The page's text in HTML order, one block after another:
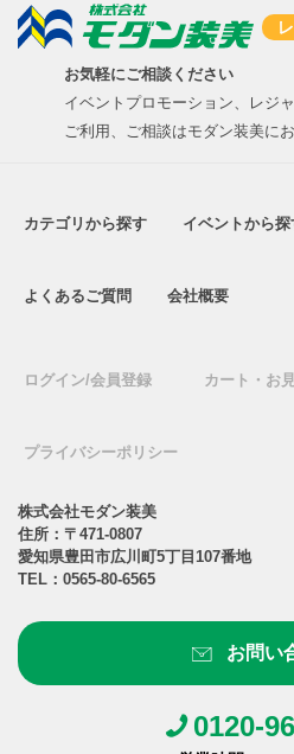
お気軽にご相談ください
イベントプロモーション、レジ
ご利用、ご相談はモダン装美に
カテゴリから探す イベントから探
よくあるご質問 会社概要
ログイン/会員登録 カート・お
プライバシーポリシー
株式会社モダン装美
住所：〒471-0807
愛知県豊田市広川町5丁目107番地
TEL： 0565-80-6565
お問い
0120-